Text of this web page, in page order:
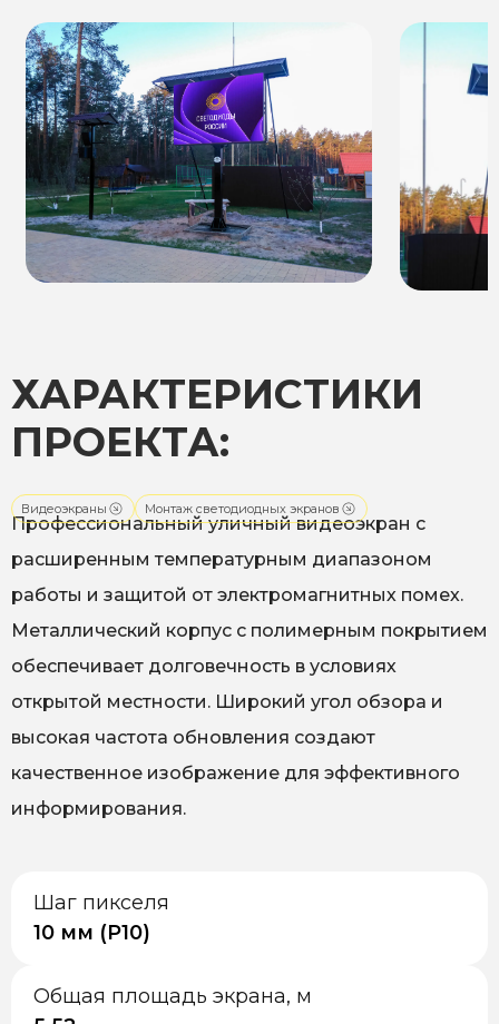
ХАРАКТЕРИСТИКИ
ПРОЕКТА:
Видеоэкраны Монтаж светодиодных экранов
Профессиональный уличный видеоэкран с
расширенным температурным диапазоном
работы и защитой от электромагнитных помех.
Металлический корпус с полимерным покрытием
обеспечивает долговечность в условиях
открытой местности. Широкий угол обзора и
высокая частота обновления создают
качественное изображение для эффективного
информирования.
Шаг пикселя
10 мм (P10)
Общая площадь экрана, м